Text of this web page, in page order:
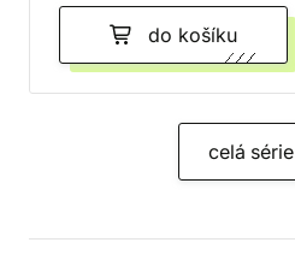
do košíku
celá série